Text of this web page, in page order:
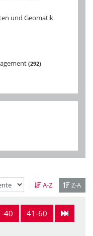
und Geomatik
292
A-Z Z-A
40
41-60